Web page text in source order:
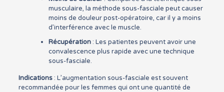
musculaire, la méthode sous-fasciale peut causer
moins de douleur post-opératoire, car il y a moins
d’interférence avec le muscle.
Récupération: Les patientes peuvent avoir une
convalescence plus rapide avec une technique
sous-fasciale.
Indications: L’augmentation sous-fasciale est souvent
recommandée pour les femmes qui ont une quantité de